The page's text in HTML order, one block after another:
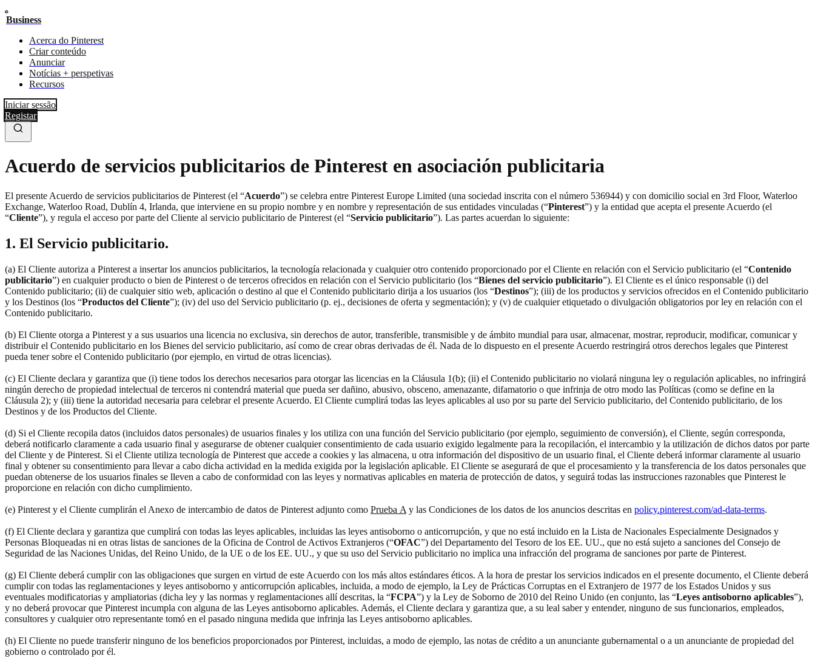
Business
Acerca do Pinterest
Criar conteúdo
Anunciar
Notícias + perspetivas
Recursos
Iniciar sessão
Registar
Acuerdo de servicios publicitarios de Pinterest en asociación publicitaria
El presente Acuerdo de servicios publicitarios de Pinterest (el “Acuerdo”) se celebra entre Pinterest Europe Limited (una sociedad inscrita con el número 536944) y con domicilio social en 3rd Floor, Waterloo
Exchange, Waterloo Road, Dublín 4, Irlanda, que interviene en su propio nombre y en nombre y representación de sus entidades vinculadas (“Pinterest”) y la entidad que acepta el presente Acuerdo (el
“Cliente”), y regula el acceso por parte del Cliente al servicio publicitario de Pinterest (el “Servicio publicitario”). Las partes acuerdan lo siguiente:
1. El Servicio publicitario.
(a) El Cliente autoriza a Pinterest a insertar los anuncios publicitarios, la tecnología relacionada y cualquier otro contenido proporcionado por el Cliente en relación con el Servicio publicitario (el “Contenido
publicitario”) en cualquier producto o bien de Pinterest o de terceros ofrecidos en relación con el Servicio publicitario (los “Bienes del servicio publicitario”). El Cliente es el único responsable (i) del
Contenido publicitario; (ii) de cualquier sitio web, aplicación o destino al que el Contenido publicitario dirija a los usuarios (los “Destinos”); (iii) de los productos y servicios ofrecidos en el Contenido publicitario
y los Destinos (los “Productos del Cliente”); (iv) del uso del Servicio publicitario (p. ej., decisiones de oferta y segmentación); y (v) de cualquier etiquetado o divulgación obligatorios por ley en relación con el
Contenido publicitario.
(b) El Cliente otorga a Pinterest y a sus usuarios una licencia no exclusiva, sin derechos de autor, transferible, transmisible y de ámbito mundial para usar, almacenar, mostrar, reproducir, modificar, comunicar y
distribuir el Contenido publicitario en los Bienes del servicio publicitario, así como de crear obras derivadas de él. Nada de lo dispuesto en el presente Acuerdo restringirá otros derechos legales que Pinterest
pueda tener sobre el Contenido publicitario (por ejemplo, en virtud de otras licencias).
(c) El Cliente declara y garantiza que (i) tiene todos los derechos necesarios para otorgar las licencias en la Cláusula 1(b); (ii) el Contenido publicitario no violará ninguna ley o regulación aplicables, no infringirá
ningún derecho de propiedad intelectual de terceros ni contendrá material que pueda ser dañino, abusivo, obsceno, amenazante, difamatorio o que infrinja de otro modo las Políticas (como se define en la
Cláusula 2); y (iii) tiene la autoridad necesaria para celebrar el presente Acuerdo. El Cliente cumplirá todas las leyes aplicables al uso por su parte del Servicio publicitario, del Contenido publicitario, de los
Destinos y de los Productos del Cliente.
(d) Si el Cliente recopila datos (incluidos datos personales) de usuarios finales y los utiliza con una función del Servicio publicitario (por ejemplo, seguimiento de conversión), el Cliente, según corresponda,
deberá notificarlo claramente a cada usuario final y asegurarse de obtener cualquier consentimiento de cada usuario exigido legalmente para la recopilación, el intercambio y la utilización de dichos datos por parte
del Cliente y de Pinterest. Si el Cliente utiliza tecnología de Pinterest que accede a cookies y las almacena, u otra información del dispositivo de un usuario final, el Cliente deberá informar claramente al usuario
final y obtener su consentimiento para llevar a cabo dicha actividad en la medida exigida por la legislación aplicable. El Cliente se asegurará de que el procesamiento y la transferencia de los datos personales que
puedan obtenerse de los usuarios finales se lleven a cabo de conformidad con las leyes y normativas aplicables en materia de protección de datos, y seguirá todas las instrucciones razonables que Pinterest le
proporcione en relación con dicho cumplimiento.
(e) Pinterest y el Cliente cumplirán el Anexo de intercambio de datos de Pinterest adjunto como Prueba A y las Condiciones de los datos de los anuncios descritas en policy.pinterest.com/ad-data-terms.
(f) El Cliente declara y garantiza que cumplirá con todas las leyes aplicables, incluidas las leyes antisoborno o anticorrupción, y que no está incluido en la Lista de Nacionales Especialmente Designados y
Personas Bloqueadas ni en otras listas de sanciones de la Oficina de Control de Activos Extranjeros (“OFAC”) del Departamento del Tesoro de los EE. UU., que no está sujeto a sanciones del Consejo de
Seguridad de las Naciones Unidas, del Reino Unido, de la UE o de los EE. UU., y que su uso del Servicio publicitario no implica una infracción del programa de sanciones por parte de Pinterest.
(g) El Cliente deberá cumplir con las obligaciones que surgen en virtud de este Acuerdo con los más altos estándares éticos. A la hora de prestar los servicios indicados en el presente documento, el Cliente deberá
cumplir con todas las reglamentaciones y leyes antisoborno y anticorrupción aplicables, incluida, a modo de ejemplo, la Ley de Prácticas Corruptas en el Extranjero de 1977 de los Estados Unidos y sus
eventuales modificatorias y ampliatorias (dicha ley y las normas y reglamentaciones allí descritas, la “FCPA”) y la Ley de Soborno de 2010 del Reino Unido (en conjunto, las “Leyes antisoborno aplicables”),
y no deberá provocar que Pinterest incumpla con alguna de las Leyes antisoborno aplicables. Además, el Cliente declara y garantiza que, a su leal saber y entender, ninguno de sus funcionarios, empleados,
consultores y cualquier otro representante tomó en el pasado ninguna medida que infrinja las Leyes antisoborno aplicables.
(h) El Cliente no puede transferir ninguno de los beneficios proporcionados por Pinterest, incluidas, a modo de ejemplo, las notas de crédito a un anunciante gubernamental o a un anunciante de propiedad del
gobierno o controlado por él.